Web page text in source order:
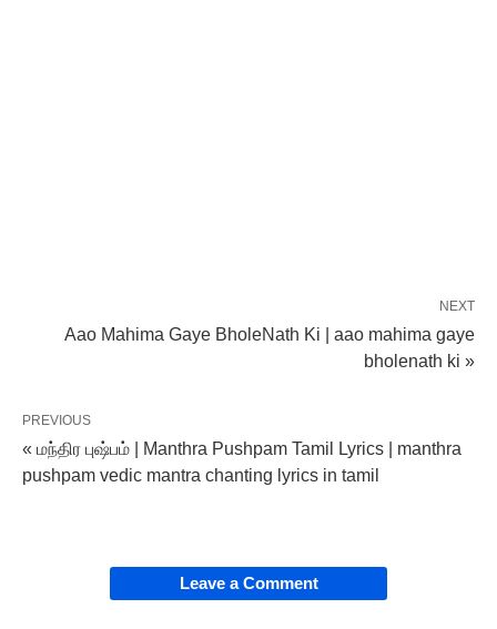
NEXT
Aao Mahima Gaye BholeNath Ki | aao mahima gaye
bholenath ki »
PREVIOUS
« மந்திர புஷ்பம் | Manthra Pushpam Tamil Lyrics | manthra
pushpam vedic mantra chanting lyrics in tamil
Leave a Comment